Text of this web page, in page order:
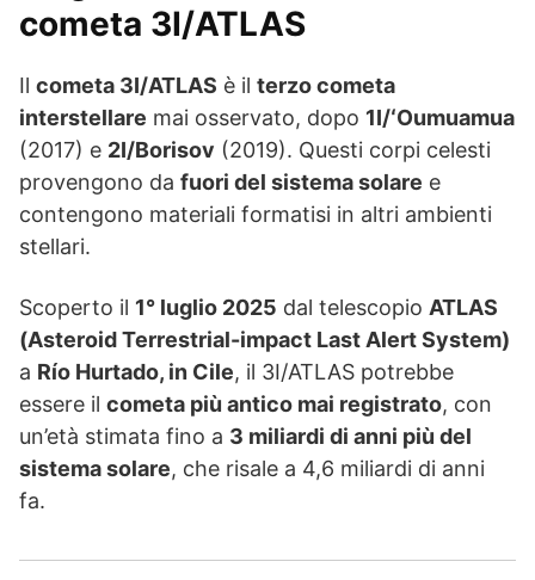
cometa 3I/ATLAS
Il cometa 3I/ATLAS è il terzo cometa
interstellare mai osservato, dopo 1I/ʻOumuamua
(2017) e 2I/Borisov (2019). Questi corpi celesti
provengono da fuori del sistema solare e
contengono materiali formatisi in altri ambienti
stellari.
Scoperto il 1° luglio 2025 dal telescopio ATLAS
(Asteroid Terrestrial-impact Last Alert System)
a Río Hurtado, in Cile, il 3I/ATLAS potrebbe
essere il cometa più antico mai registrato, con
un’età stimata fino a 3 miliardi di anni più del
sistema solare, che risale a 4,6 miliardi di anni
fa.